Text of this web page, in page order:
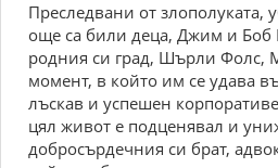
Преследвани от злополуката,
още са били деца, Джим и Боб
родния си град, Шърли Фолс,
момент, в който им се удава
лъскав и успешен
цял живот е подценявал и
добросърдечния си брат,